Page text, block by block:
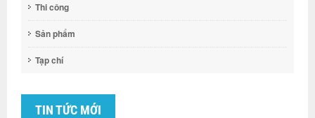
Thi công
Sản phẩm
Tạp chí
TIN TỨC MỚI